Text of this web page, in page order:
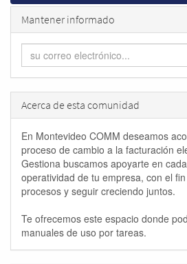
Mantener informado
Acerca de esta comunidad
En Montevideo COMM deseamos
proceso de cambio a la facturación
Gestiona buscamos apoyarte en
operatividad de tu empresa, con el
procesos y seguir creciendo juntos.
Te ofrecemos este espacio donde
manuales de uso por tareas.